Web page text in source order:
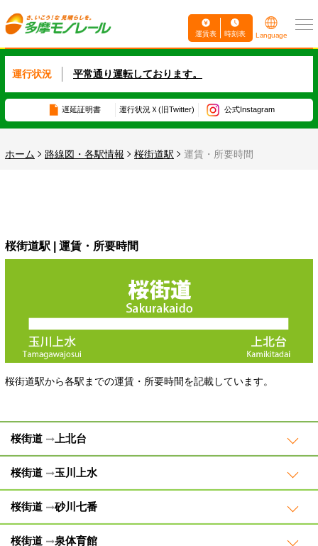
運賃表 時刻表 Language
運行状況 平常通り運転しております。
遅延証明書 運行状況 Ｘ(旧Twitter) 公式Instagram
ホーム 路線図・各駅情報 桜街道駅 運賃・所要時間
桜街道駅 | 運賃・所要時間
桜街道駅から各駅までの運賃・所要時間を記載しています。
桜街道 上北台
桜街道 玉川上水
桜街道 砂川七番
桜街道 泉体育館